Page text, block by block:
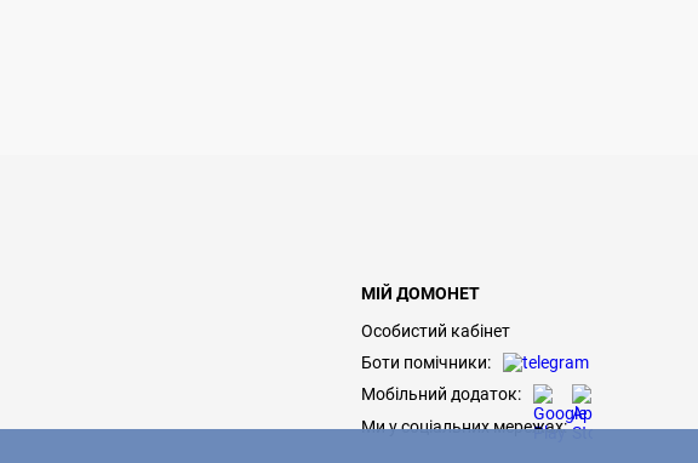
МІЙ ДОМОНЕТ
Особистий кабінет
Боти помічники:
Мобільний додаток:
Ми у соціальних мережах: